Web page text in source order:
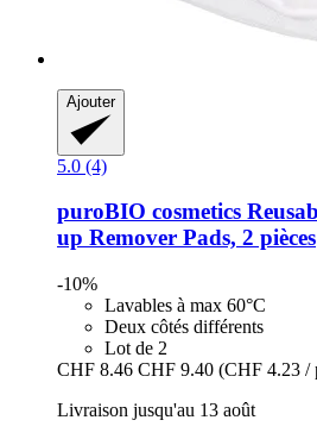
Ajouter
5.0 (4)
puroBIO cosmetics
up Remover Pads, 2 pièces
-10%
Lavables à max 60°C
Deux côtés différents
Lot de 2
CHF 8.46 CHF 9.40 (CHF 4.23 /
Livraison jusqu'au 13 août